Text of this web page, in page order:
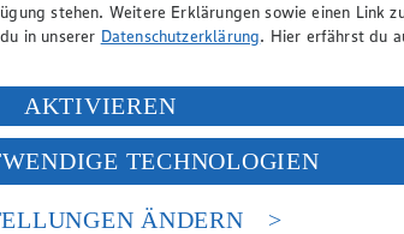
stehen. Weitere Erklärungen sowie einen Link
in unserer Datenschutzerklärung. Hier erfährst du
Daten in den USA durch Facebook und YouTube:
du im Sinne des Art. 49 Abs. 1 Satz 1 lit. a)
werden. Der EuGH sieht die USA als Land
nicht angemessenen Datenschutzniveau an. Es
Behörden.
AKTIVIEREN
TECHNOLOGIEN
ÄNDERN